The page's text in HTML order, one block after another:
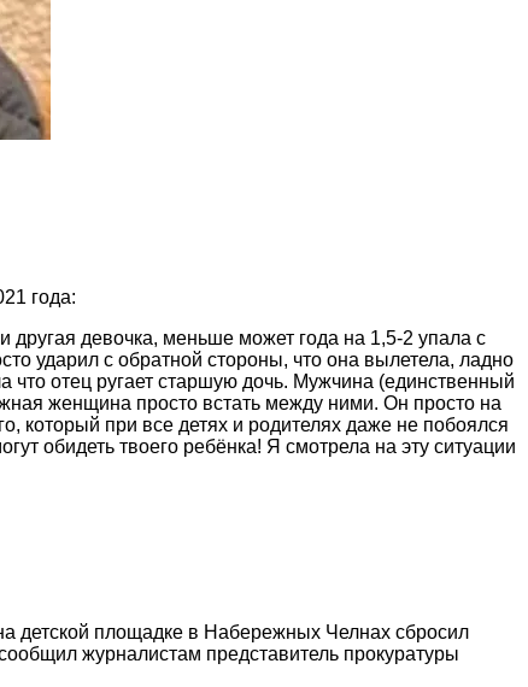
года:
девочка, меньше может года на 1,5-2 упала с
ударил с обратной стороны, что она вылетела, ладно
что отец ругает старшую дочь. Мужчина (единственный
женщина просто встать между ними. Он просто на
который при все детях и родителях даже не побоялся
обидеть твоего ребёнка! Я смотрела на эту ситуации
детской площадке в Набережных Челнах сбросил
журналистам представитель прокуратуры